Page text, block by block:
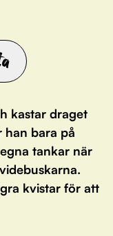
kastar draget
han bara på
tankar när
kvistar för att